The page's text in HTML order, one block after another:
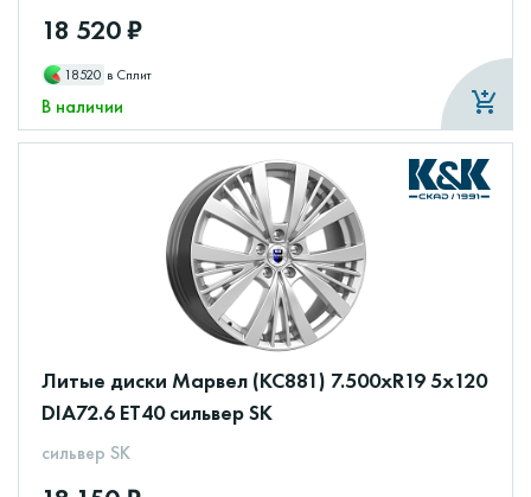
18 520 ₽
18520 в Сплит
В наличии
Литые диски Марвел (КС881) 7.500xR19 5x120
DIA72.6 ET40 сильвер SK
сильвер SK